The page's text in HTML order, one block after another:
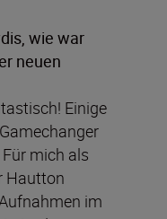
wie war
neuen
Einige
mich als
Hautton
im